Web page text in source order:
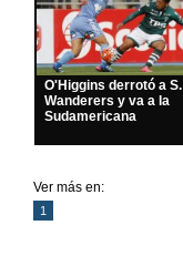
O'Higgins derrotó a S.
Wanderers y va a la
Sudamericana
Ver más en:
1